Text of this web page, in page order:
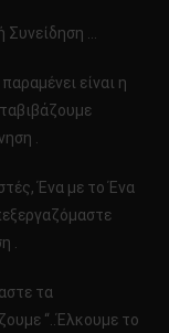
…
είναι η
.
Ένα με το Ένα
.
τα
“..Έλκουμε το